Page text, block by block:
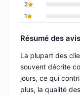
2
1
Résumé des avis
La plupart des
souvent décrite
jours, ce qui
plus, la qualité